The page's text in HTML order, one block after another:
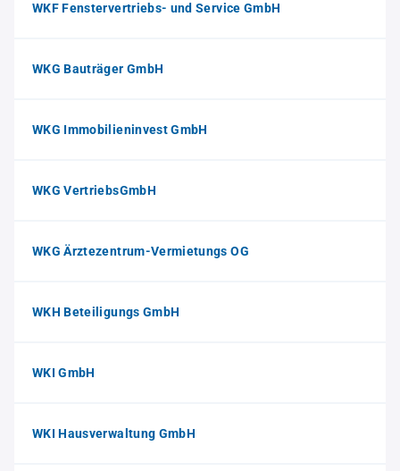
WKF Fenstervertriebs- und Service GmbH
WKG Bauträger GmbH
WKG Immobilieninvest GmbH
WKG VertriebsGmbH
WKG Ärztezentrum-Vermietungs OG
WKH Beteiligungs GmbH
WKI GmbH
WKI Hausverwaltung GmbH